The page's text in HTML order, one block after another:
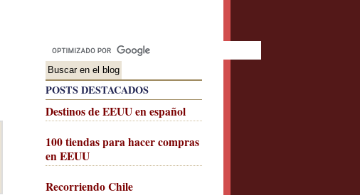
POSTS DESTACADOS
Destinos de EEUU en español
100 tiendas para hacer compras
en EEUU
Recorriendo Chile